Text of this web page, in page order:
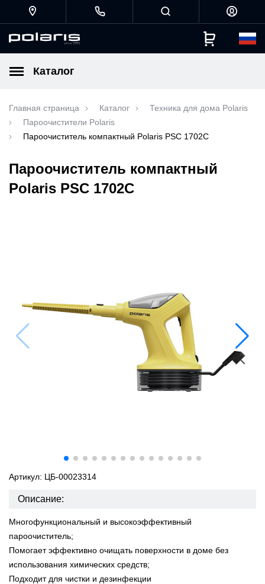
Каталог
Главная страница Каталог
Техника для дома Polaris
Пароочистители Polaris
Пароочиститель компактный Polaris PSC 1702C
Пароочиститель компактный
Polaris PSC 1702C
Артикул: ЦБ-00023314
Описание:
Многофункциональный и высокоэффективный
пароочиститель;
Помогает эффективно очищать поверхности в доме без
использования химических средств;
Подходит для чистки и дезинфекции